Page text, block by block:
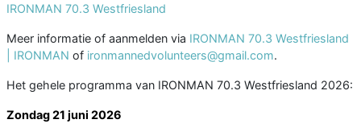
IRONMAN 70.3 Westfriesland
Meer informatie of aanmelden via IRONMAN 70.3 Westfriesland
| IRONMAN of ironmannedvolunteers@gmail.com.
Het gehele programma van IRONMAN 70.3 Westfriesland 2026:
Zondag 21 juni 2026